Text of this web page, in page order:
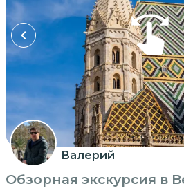
Валерий
Обзорная экскурсия в